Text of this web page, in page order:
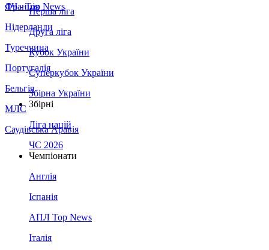
Франція
Нідерланди
Туреччина
Португалія
Бельгія
МЛС
Саудівська Аравія
ЛЧ - Top News
Перша ліга
Друга ліга
Кубок України
Суперкубок України
Збірна України
Збірні
Ліга націй
ЧС 2026
Чемпіонати
Англія
Іспанія
АПЛ Top News
Італія